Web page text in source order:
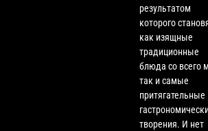
результатом
которого
как изящные
традиционные
блюда со всего
так и самые
притягательные
творения. И нет